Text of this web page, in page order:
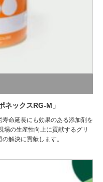
ネックスRG-M」
命延長にも効果のある添加剤を
場の生産性向上に貢献するグリ
解決に貢献します。